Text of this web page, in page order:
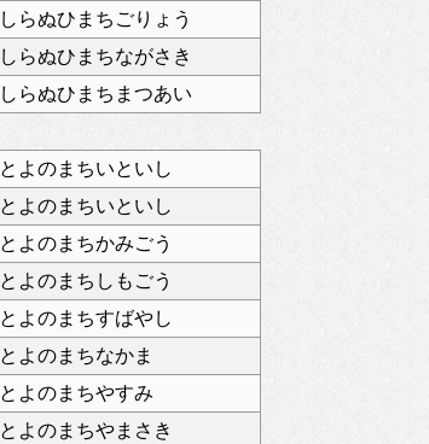
しらぬひまちごりょう
しらぬひまちながさき
しらぬひまちまつあい
とよのまちいといし
とよのまちいといし
とよのまちかみごう
とよのまちしもごう
とよのまちすばやし
とよのまちなかま
とよのまちやすみ
とよのまちやまさき